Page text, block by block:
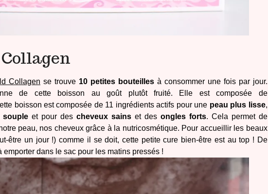
Collagen se trouve 10 petites bouteillesà consommer une fois par jour.
de cette boisson au goût plutôt fruité. Elle est composée de
boisson est composée de 11 ingrédients actifs pour une peau plus lisse,
souple et pour des cheveux sainset des ongles forts. Cela permet de
peau, nos cheveux grâce à la nutricosmétique. Pour accueillir les beaux
être un jour !) comme il se doit, cette petite cure bien-être est au top ! De
emporter dans le sac pour les matins pressés !